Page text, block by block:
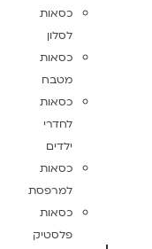
כסאות
לסלון
כסאות
מטבח
כסאות
לחדרי
ילדים
כסאות
למרפסת
כסאות
פלסטיק